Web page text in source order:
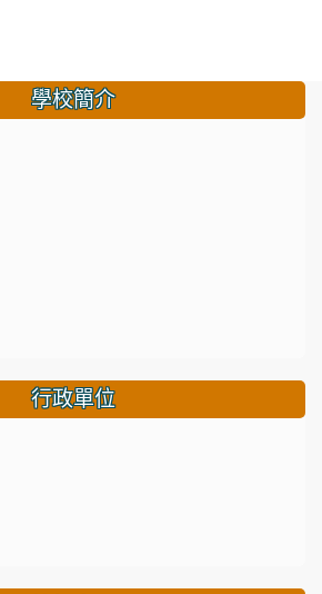
學校簡介
行政單位